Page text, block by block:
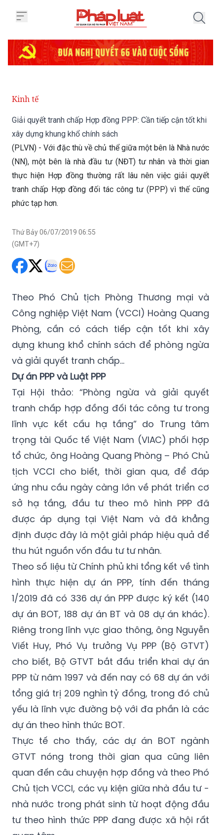
Giải quyết tranh chấp Hợp đồng PPP: Cần tiếp cận tốt khi
(PLVN) - Với đặc thù về chủ thể giữa một bên là Nhà nước
(NN), một bên là nhà đầu tư (NĐT) tư nhân và thời gian
thực hiện Hợp đồng thường rất lâu nên việc giải quyết
tranh chấp Hợp đồng đối tác công tư (PPP) vì thế cũng
phức tạp hơn.
Thứ Bảy 06/07/2019 06:55
Theo Phó Chủ tịch Phòng Thương mại và
Phòng, cần có cách tiếp cận tốt khi xây
dựng khung khổ chính sách để phòng ngừa
và giải quyết tranh chấp…
Dự án PPP và Luật PPP
Tại Hội thảo: “Phòng ngừa và giải quyết
tranh chấp hợp đồng đối tác công tư trong
lĩnh vực kết cấu hạ tầng” do Trung tâm
trọng tài Quốc tế Việt Nam (VIAC) phối hợp
tổ chức, ông Hoàng Quang Phòng – Phó Chủ
tịch VCCI cho biết, thời gian qua, để đáp
ứng nhu cầu ngày càng lớn về phát triển cơ
sở hạ tầng, đầu tư theo mô hình PPP đã
được áp dụng tại Việt Nam và đã khẳng
định được đây là một giải pháp hiệu quả để
thu hút nguồn vốn đầu tư tư nhân.
Theo số liệu từ Chính phủ khi tổng kết về tình
hình thực hiện dự án PPP, tính đến tháng
1/2019 đã có 336 dự án PPP được ký kết (140
dự án BOT, 188 dự án BT và 08 dự án khác).
Riêng trong lĩnh vực giao thông, ông Nguyễn
Viết Huy, Phó Vụ trưởng Vụ PPP (Bộ GTVT)
cho biết, Bộ GTVT bắt đầu triển khai dự án
PPP từ năm 1997 và đến nay có 68 dự án với
tổng giá trị 209 nghìn tỷ đồng, trong đó chủ
yếu là lĩnh vực đường bộ với đa phần là các
dự án theo hình thức BOT.
Thực tế cho thấy, các dự án BOT ngành
GTVT nóng trong thời gian qua cũng liên
quan đến câu chuyện hợp đồng và theo Phó
Chủ tịch VCCI, các vụ kiện giữa nhà đầu tư -
nhà nước trong phát sinh từ hoạt động đầu
tư theo hình thức PPP đang được xã hội rất
quan tâm.
“Nếu chúng ta có cách tiếp cận tốt vấn đề